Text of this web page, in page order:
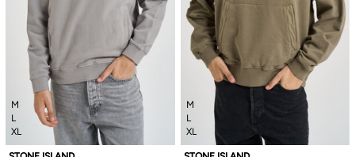
M
L
XL
M
L
XL